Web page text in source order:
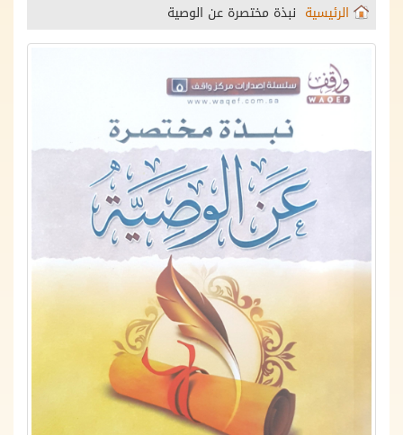
الرئيسية نبذة مختصرة عن الوصية